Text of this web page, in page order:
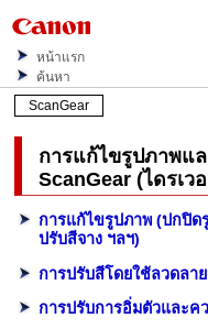
หน้าแรก
ค้นหา
ScanGear
การแก้ไขรูปภาพแ
ScanGear (ไดรเว
การแก้ไขรูปภาพ (ปกปิ
ปรับสีจาง ฯลฯ)
การปรับสีโดยใช้ลวดลา
การปรับการอิ่มตัวและค